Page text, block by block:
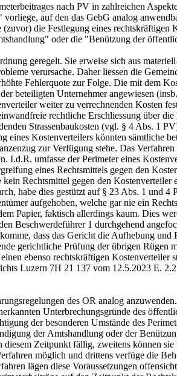
nach PV in zahlreichen
auf den das GebG analog
die Festlegung eines rechtskräftigen
oder die "Benützung der
geregelt. Sie erweise sich aus
verursache. Daher liessen die
Fehlerquote zur Folge. Die mit dem
beteiligten Unternehmer angewiesen
weiter zu verrechnenden Kosten
rechtliche Erschliessung über
Strassenbaukosten (vgl. § 4 Abs. 1
eines Kostenverteilers könnten sämtliche
zur Verfügung stehe. Das
I.d.R. umfasse der Perimeter eines
eines Rechtsmittels gegen den
Rechtsmittel gegen den Kostenverteiler
habe dies gestützt auf § 23 Abs. 1 und
aufgehoben, welche gar nie ein
Papier, faktisch allerdings kaum. Dies
Beschwerdeführer 1 durchgehend
dass das Gericht die Aufhebung
gerichtliche Prüfung der übrigen Rügen
ebenso rechtskräftigen Kostenverteiler
Luzern 7H 21 137 vom 12.5.2023 E.
des OR analog
Unterbrechungsgründe des
der besonderen Umstände des
der Amtshandlung oder der
diesem Zeitpunkt fällig, zweitens können
möglich und drittens verfüge die
lägen diese Voraussetzungen